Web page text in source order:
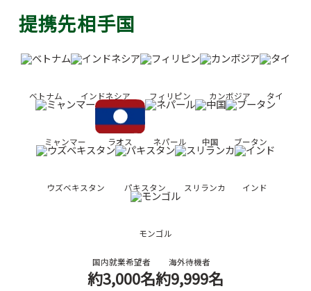
提携先相手国
ベトナム インドネシア フィリピン カンボジア タイ
ミャンマー ラオス ネパール 中国 ブータン
ウズベキスタン パキスタン スリランカ インド
モンゴル
国内就業希望者
約3,000名
海外待機者
約9,999名